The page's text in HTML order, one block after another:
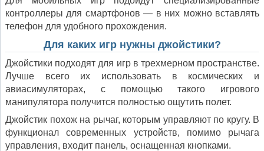
контроллеры для смартфонов — в них можно вставлять
телефон для удобного прохождения.
Для каких игр нужны джойстики?
Джойстики подходят для игр в трехмерном пространстве.
Лучше всего их использовать в космических и
авиасимуляторах, с помощью такого игрового
манипулятора получится полностью ощутить полет.
Джойстик похож на рычаг, которым управляют по кругу. В
функционал современных устройств, помимо рычага
управления, входит панель, оснащенная кнопками.